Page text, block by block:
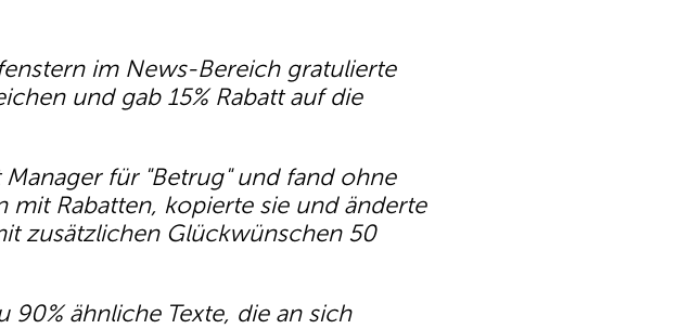
im News-Bereich gratulierte
und gab 15% Rabatt auf die
für "Betrug" und fand ohne
Rabatten, kopierte sie und änderte
zusätzlichen Glückwünschen 50
ähnliche Texte, die an sich